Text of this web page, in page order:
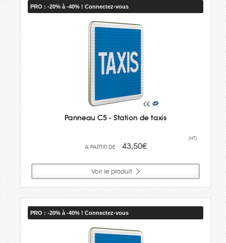
PRO : -20% à -40% ! Connectez-vous
Panneau C5 - Station de taxis
43,50€
(HT)
Voir le produit
PRO : -20% à -40% ! Connectez-vous